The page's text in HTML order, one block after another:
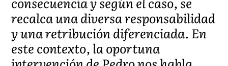
recalca una diversa responsabilidad
y una retribución diferenciada. En
este contexto, la oportuna